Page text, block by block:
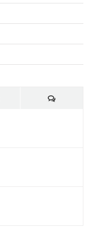
Yorum